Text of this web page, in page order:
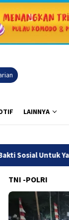
LAINNYA
Al-Kahfi
TNI -POLRI